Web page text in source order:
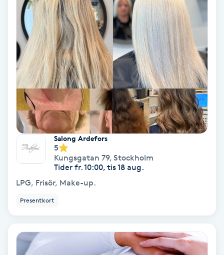
Spa-manikyr
Spa-pedikyr
Spraytan
Stylist
Sugaring
Svensk massage
Svettbehandling
Taktil massage
Salong Ardefors
5
Kungsgatan 79, Stockholm
Tider fr. 10:00, tis 18 aug.
LPG, Frisör, Make-up.
Presentkort